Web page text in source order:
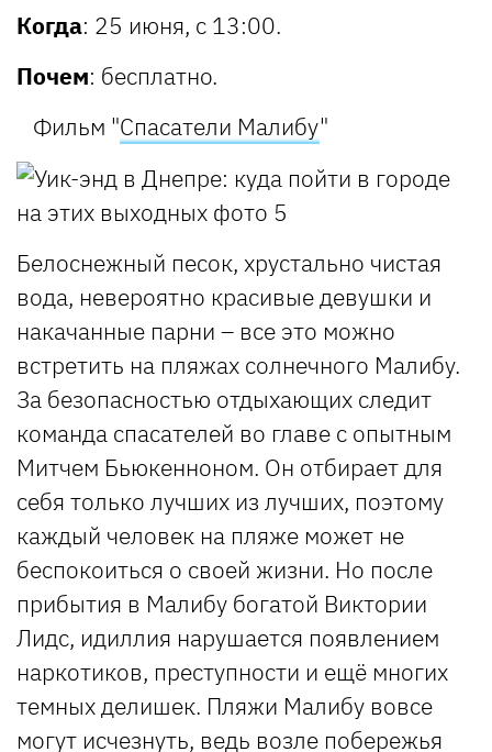
Когда: 25 июня, с 13:00.
Почем: бесплатно.
Фильм "Спасатели Малибу"
Белоснежный песок, хрустально чистая
вода, невероятно красивые девушки и
накачанные парни – все это можно
встретить на пляжах солнечного Малибу.
За безопасностью отдыхающих следит
команда спасателей во главе с опытным
Митчем Бьюкенноном. Он отбирает для
себя только лучших из лучших, поэтому
каждый человек на пляже может не
беспокоиться о своей жизни. Но после
прибытия в Малибу богатой Виктории
Лидс, идиллия нарушается появлением
наркотиков, преступности и ещё многих
темных делишек. Пляжи Малибу вовсе
могут исчезнуть, ведь возле побережья